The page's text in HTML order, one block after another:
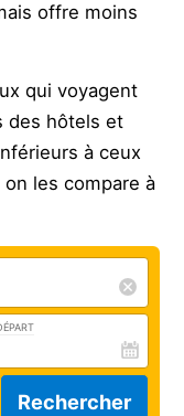
offre moins
qui voyagent
des hôtels et
à ceux
les compare à
Rechercher